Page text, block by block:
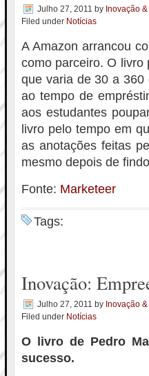
Julho 27, 2011 by Inovação
Filed under Notícias
A Amazon arrancou
como parceiro. O livro
que varia de 30 a 360
ao tempo de
aos estudantes
livro pelo tempo em
as anotações feitas
mesmo depois de
Fonte: Marketeer
Tags:
Inovação:
Julho 27, 2011 by Inovação
Filed under Notícias
O livro de Pedro
sucesso.